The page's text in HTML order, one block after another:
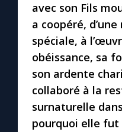
avec son Fils
a coopéré,
spéciale, à
obéissance, sa
son ardente
collaboré à la
surnaturelle
pourquoi elle fut